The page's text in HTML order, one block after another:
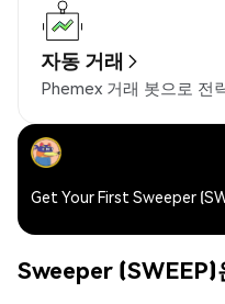
자동 거래
Phemex 거래 봇으로 전
Get Your First Sweeper
Sweeper